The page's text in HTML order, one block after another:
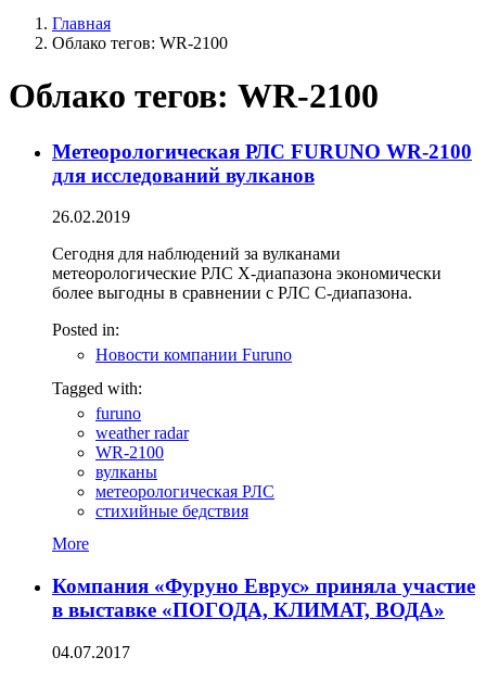
Главная
Облако тегов: WR-2100
Облако тегов: WR-2100
Метеорологическая РЛС FURUNO WR-2100
для исследований вулканов
26.02.2019
Сегодня для наблюдений за вулканами
метеорологические РЛС X-диапазона экономически
более выгодны в сравнении с РЛС C-диапазона.
Posted in:
Новости компании Furuno
Tagged with:
furuno
weather radar
WR-2100
вулканы
метеорологическая РЛС
стихийные бедствия
More
Компания «Фуруно Еврус» приняла участие
в выставке «ПОГОДА, КЛИМАТ, ВОДА»
04.07.2017